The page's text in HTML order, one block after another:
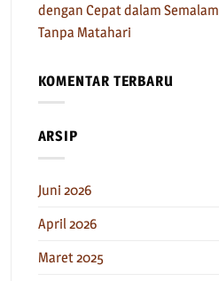
dengan Cepat dalam Semalam
Tanpa Matahari
KOMENTAR TERBARU
ARSIP
Juni 2026
April 2026
Maret 2025